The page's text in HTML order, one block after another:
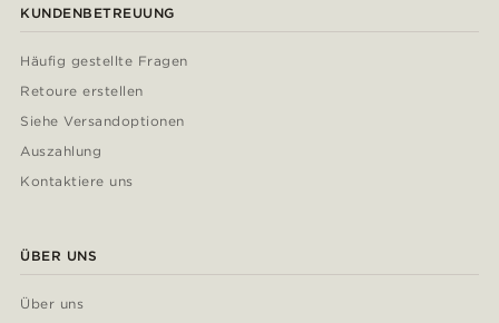
KUNDENBETREUUNG
Häufig gestellte Fragen
Retoure erstellen
Siehe Versandoptionen
Auszahlung
Kontaktiere uns
ÜBER UNS
Über uns